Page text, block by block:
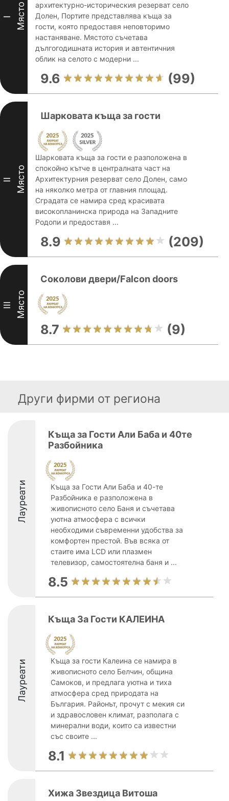
I Място
архитектурно-историческия резерват село
Долен, Портите представлява къща за
гости, която предоставя неповторимо
настаняване. Мястото съчетава
дългогодишната история и автентичния
облик на селото с модерни ...
9.6 (99)
II Място
Шарковата къща за гости
Шарковата къща за гости е разположена в
спокойно кътче в централната част на
Архитектурния резерват село Долен, само
на няколко метра от главния площад.
Сградата се намира сред красивата
високопланинска природа на Западните
Родопи и предоставя ...
8.9 (209)
III Място
Соколови двери/Falcon doors
8.7 (9)
Други фирми от региона
Лауреати
Къща за Гости Али Баба и 40те
Разбойника
Къща за Гости Али Баба и 40-те
Разбойника е разположена в
живописното село Баня и съчетава
уютна атмосфера с всички
необходими съвременни удобства за
комфортен престой. Във всяка от
стаите има LCD или плазмен
телевизор, самостоятелна баня и ...
8.5
Лауреати
Къща За Гости КАЛЕИНА
Къща за гости Калеина се намира в
живописното село Белчин, община
Самоков, и предлага уютна и тиха
атмосфера сред природата на
България. Районът, прочут с мекия си
и здравословен климат, разполага с
минерални води, които са известни
със своите ...
8.1
Хижа Звездица Витоша